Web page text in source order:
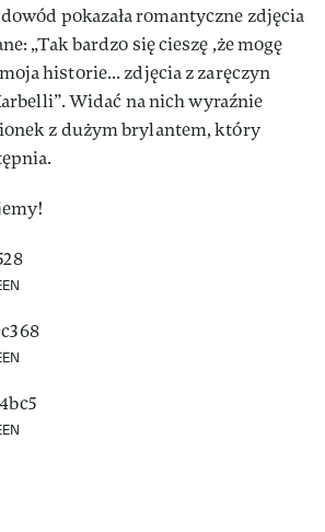
pokazała romantyczne zdjęcia
„Tak bardzo się cieszę ,że mogę
historie... zdjęcia z zaręczyn
Widać na nich wyraźnie
z dużym brylantem, który